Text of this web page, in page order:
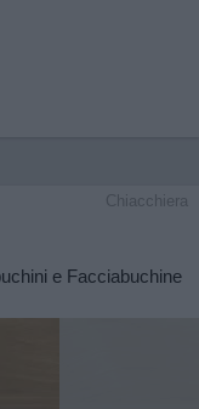
Chiacchiera
e Facciabuchine